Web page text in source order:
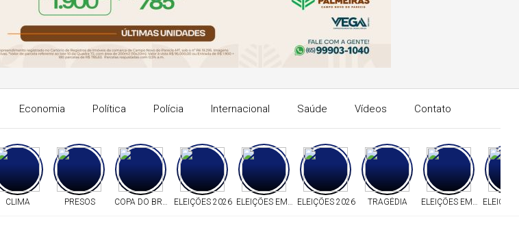
Economia Política Polícia Internacional Saúde Vídeos Contato
CLIMA PRESOS COPA DO BRASILELEIÇÕES 2026 ELEIÇÕES EM MTELEIÇÕES 2026 TRAGÉDIA ELEIÇÕES EM MT